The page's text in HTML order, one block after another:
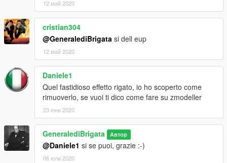
12 май 2020
cristian304
@GeneralediBrigata si dell eup
12 май 2020
Daniele1
Quel fastidioso effetto rigato, io ho scoperto come
rimuoverlo, se vuoi ti dico come fare su zmodeller
23 юни 2020
GeneralediBrigata Автор
@Daniele1 si se puoi, grazie :-)
06 юли 2020